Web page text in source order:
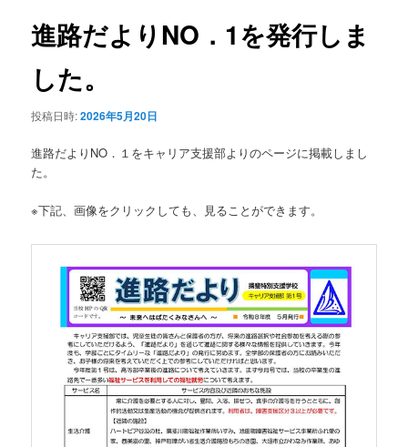
ン
ツ
へ
移
ビ
ゲ
進路だよりNO．1を発行しま
した。
投稿日時:2026年5月20日
進路だよりNO．１をキャリア支援部よりのページに掲載しまし
た。
※下記、画像をクリックしても、見ることができます。